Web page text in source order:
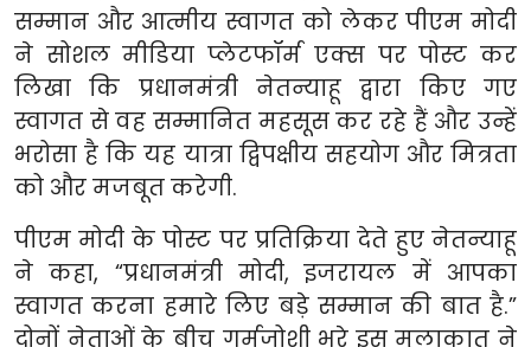
सम्मान और आत्मीय स्वागत को लेकर पीएम मोदी
ने सोशल मीडिया प्लेटफॉर्म एक्स पर पोस्ट कर
लिखा कि प्रधानमंत्री नेतन्याहू द्वारा किए गए
स्वागत से वह सम्मानित महसूस कर रहे हैं और उन्हें
भरोसा है कि यह यात्रा द्विपक्षीय सहयोग और मित्रता
को और मजबूत करेगी.
पीएम मोदी के पोस्ट पर प्रतिक्रिया देते हुए नेतन्याहू
ने कहा, “प्रधानमंत्री मोदी, इजरायल में आपका
स्वागत करना हमारे लिए बड़े सम्मान की बात है.”
दोनों नेताओं के बीच गर्मजोशी भरे इस मुलाकात ने